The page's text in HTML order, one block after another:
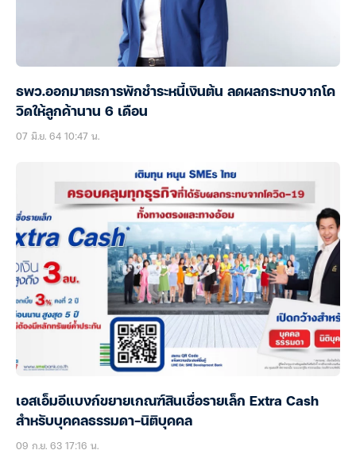
ธพว.ออกมาตรการพักชำระหนี้เงินต้น ลดผลกระทบจากโค
วิดให้ลูกค้านาน 6 เดือน
07 มิ.ย. 64 10:47 น.
เอสเอ็มอีแบงก์ขยายเกณฑ์สินเชื่อรายเล็ก Extra Cash
สำหรับบุคคลธรรมดา-นิติบุคคล
09 ก.ย. 63 17:16 น.